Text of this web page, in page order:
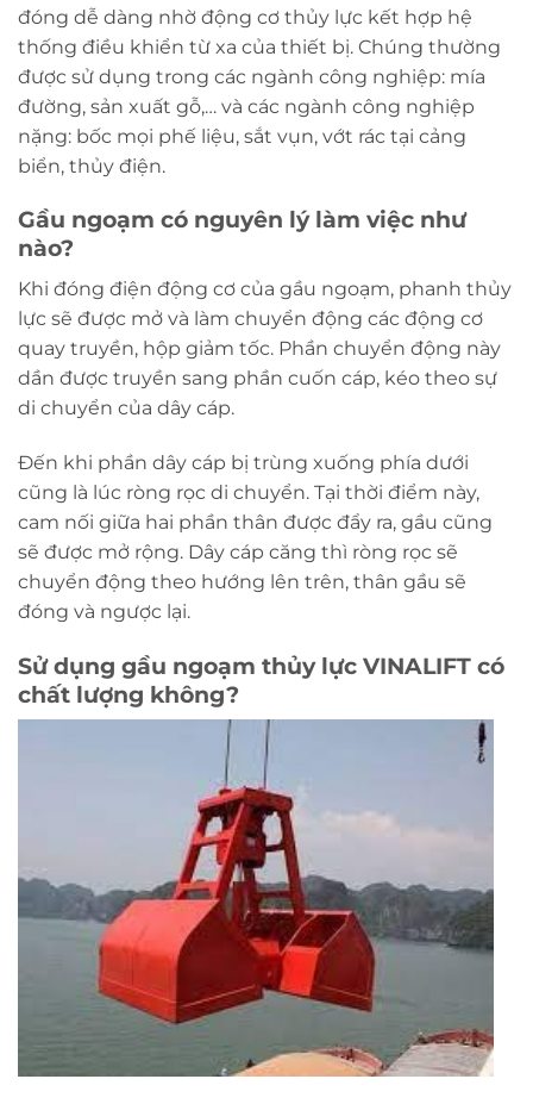
đóng dễ dàng nhờ động cơ thủy lực kết hợp hệ
thống điều khiển từ xa của thiết bị. Chúng thường
được sử dụng trong các ngành công nghiệp: mía
đường, sản xuất gỗ,… và các ngành công nghiệp
nặng: bốc mọi phế liệu, sắt vụn, vớt rác tại cảng
biển, thủy điện.
Gầu ngoạm có nguyên lý làm việc như
nào?
Khi đóng điện động cơ của gầu ngoạm, phanh thủy
lực sẽ được mở và làm chuyển động các động cơ
quay truyền, hộp giảm tốc. Phần chuyển động này
dần được truyền sang phần cuốn cáp, kéo theo sự
di chuyển của dây cáp.
Đến khi phần dây cáp bị trùng xuống phía dưới
cũng là lúc ròng rọc di chuyển. Tại thời điểm này,
cam nối giữa hai phần thân được đẩy ra, gầu cũng
sẽ được mở rộng. Dây cáp căng thì ròng rọc sẽ
chuyển động theo hướng lên trên, thân gầu sẽ
đóng và ngược lại.
Sử dụng gầu ngoạm thủy lực VINALIFT có
chất lượng không?